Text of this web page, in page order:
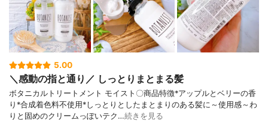
5.00
＼感動の指と通り／ しっとりまとまる髪
ボタニカルトリートメント モイスト〇商品特徴*アップルとベリーの香
り*合成着色料不使用*しっとりとしたまとまりのある髪に～使用感～わ
りと固めのクリームっぽいテク…続きを見る